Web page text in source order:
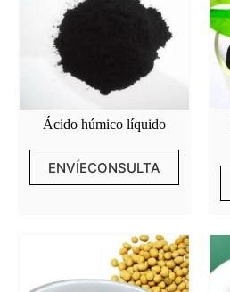
Ácido húmico líquido
ENVÍECONSULTA